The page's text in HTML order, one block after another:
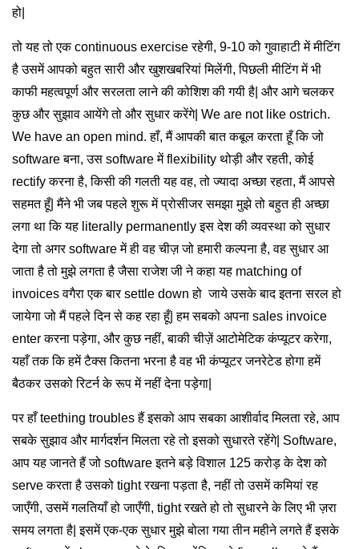
हो|
तो यह तो एक continuous exercise रहेगी, 9-10 को गुवाहाटी में मीटिंग
है उसमें आपको बहुत सारी और खुशखबरियां मिलेंगी, पिछली मीटिंग में भी
काफी महत्वपूर्ण और सरलता लाने की कोशिश की गयी है| और आगे चलकर
कुछ और सुझाव आयेंगे तो और सुधार करेंगे| We are not like ostrich.
We have an open mind. हाँ, मैं आपकी बात कबूल करता हूँ कि जो
software बना, उस software में flexibility थोड़ी और रहती, कोई
rectify करना है, किसी की गलती यह वह, तो ज्यादा अच्छा रहता, मैं आपसे
सहमत हूँ| मैंने भी जब पहले शुरू में प्रोसीजर समझा मुझे तो बहुत ही अच्छा
लगा था कि यह literally permanently इस देश की व्यवस्था को सुधार
देगा तो अगर software में ही वह चीज़ जो हमारी कल्पना है, वह सुधार आ
जाता है तो मुझे लगता है जैसा राजेश जी ने कहा यह matching of
invoices वगैरा एक बार settle down हो जाये उसके बाद इतना सरल हो
जायेगा जो मैं पहले दिन से कह रहा हूँ| हम सबको अपना sales invoice
enter करना पड़ेगा, और कुछ नहीं, बाकी चीज़ें आटोमेटिक कंप्यूटर करेगा,
यहाँ तक कि हमें टैक्स कितना भरना है वह भी कंप्यूटर जनरेटेड होगा हमें
बैठकर उसको रिटर्न के रूप में नहीं देना पड़ेगा|
पर हाँ teething troubles हैं इसको आप सबका आशीर्वाद मिलता रहे, आप
सबके सुझाव और मार्गदर्शन मिलता रहे तो इसको सुधारते रहेंगे| Software,
आप यह जानते हैं जो software इतने बड़े विशाल 125 करोड़ के देश को
serve करता है उसको tight रखना पड़ता है, नहीं तो उसमें कमियां रह
जाएँगी, उसमें गलतियाँ हो जाएँगी, tight रखते हो तो सुधारने के लिए भी ज़रा
समय लगता है| इसमें एक-एक सुधार मुझे बोला गया तीन महीने लगते हैं इसके